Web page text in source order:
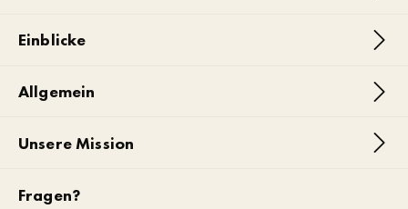
Einblicke
Allgemein
Unsere Mission
Fragen?